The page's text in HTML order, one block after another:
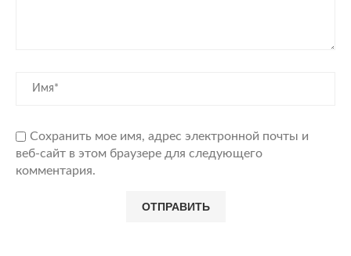
Сохранить мое имя, адрес электронной почты и
веб-сайт в этом браузере для следующего
комментария.